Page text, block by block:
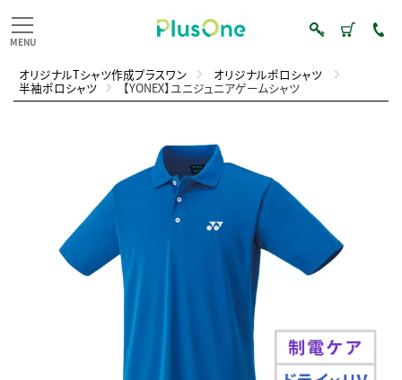
オリジナルTシャツ作成プラスワン オリジナルポロシャツ
半袖ポロシャツ 【YONEX】ユニジュニアゲームシャツ